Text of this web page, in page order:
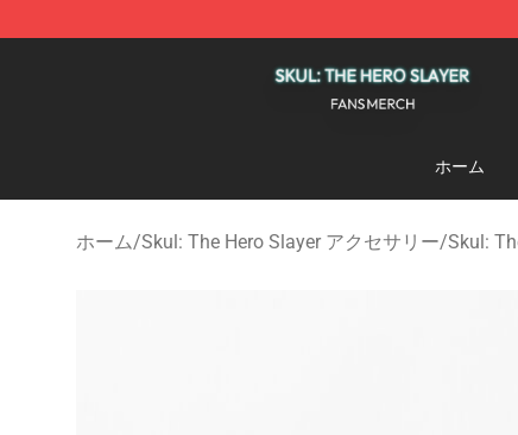
ホーム
ホーム/Skul: The Hero Slayer アクセサリー/Skul: